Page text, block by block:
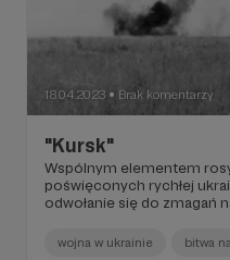
18.04.2023 ● Brak komentarzy
"Kursk"
Wspólnym elementem
poświęconych rychłej
odwołanie się do zmagań
wojna w ukrainie bitwa